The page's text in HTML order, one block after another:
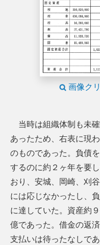
画像ク
当時は組織体制も未
あったため、右表に現
のものであった。負債
するのに約２ヶ年を要
おり、安城、岡崎、刈
には応じなかったし、
に達していた。資産約
億であった。借金の返
支払いは待ったなしで